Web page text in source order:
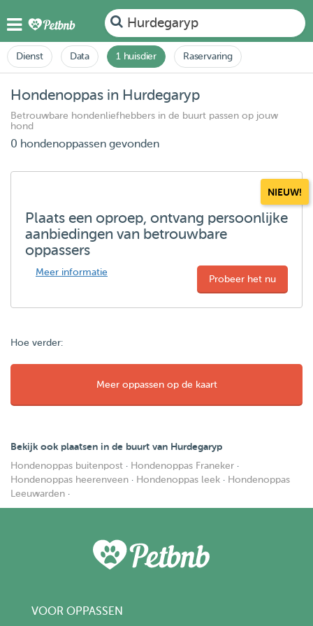
Hurdegaryp
Dienst Data 1 huisdier Raservaring
Hondenoppas in Hurdegaryp
Betrouwbare hondenliefhebbers in de buurt passen op jouw
hond
0 hondenoppassen gevonden
NIEUW!
Plaats een oproep, ontvang persoonlijke
aanbiedingen van betrouwbare
oppassers
Meer informatie
Probeer het nu
Hoe verder:
Meer oppassen op de kaart
Bekijk ook plaatsen in de buurt van Hurdegaryp
Hondenoppas buitenpost · Hondenoppas Franeker ·
Hondenoppas heerenveen · Hondenoppas leek · Hondenoppas
Leeuwarden ·
VOOR OPPASSEN